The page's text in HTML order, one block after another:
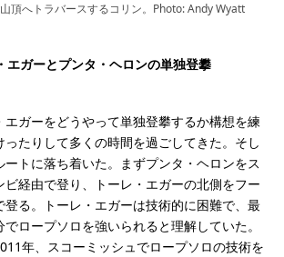
頂へトラバースするコリン。Photo: Andy Wyatt
エガーとプンタ・ヘロンの単独登攀
エガーをどうやって単独登攀するか構想を練
ったりして多くの時間を過ごしてきた。そし
トに落ち着いた。まずプンタ・ヘロンをス
ビ経由で登り、トーレ・エガーの北側をフー
登る。トーレ・エガーは技術的に困難で、最
ロープソロを強いられると理解していた。
年、スコーミッシュでロープソロの技術を